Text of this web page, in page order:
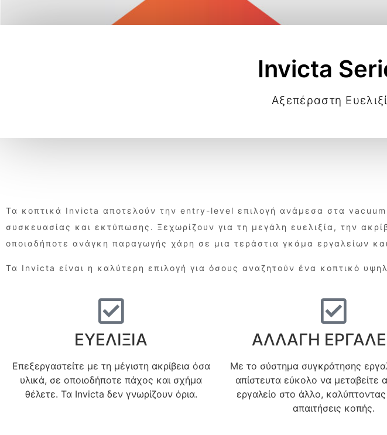
Invicta
Αξεπέραστη
Τα κοπτικά Invicta αποτελούν την entry-level επιλογή ανάμεσα στα vacuum
συσκευασίας και εκτύπωσης. Ξεχωρίζουν για τη μεγάλη ευελιξία, την
οποιαδήποτε ανάγκη παραγωγής χάρη σε μια τεράστια γκάμα εργαλείων
Τα Invicta είναι η καλύτερη επιλογή για όσους αναζητούν ένα κοπτικό
ΕΥΕΛΙΞΙΑ
Επεξεργαστείτε με τη μέγιστη ακρίβεια όσα
υλικά, σε οποιοδήποτε πάχος και σχήμα
θέλετε. Τα Invicta δεν γνωρίζουν όρια.
ΑΛΛΑΓΗ
Με το σύστημα συγκράτησης
απίστευτα εύκολο να μεταβείτε
εργαλείο στο άλλο,
απαιτήσεις κοπής.